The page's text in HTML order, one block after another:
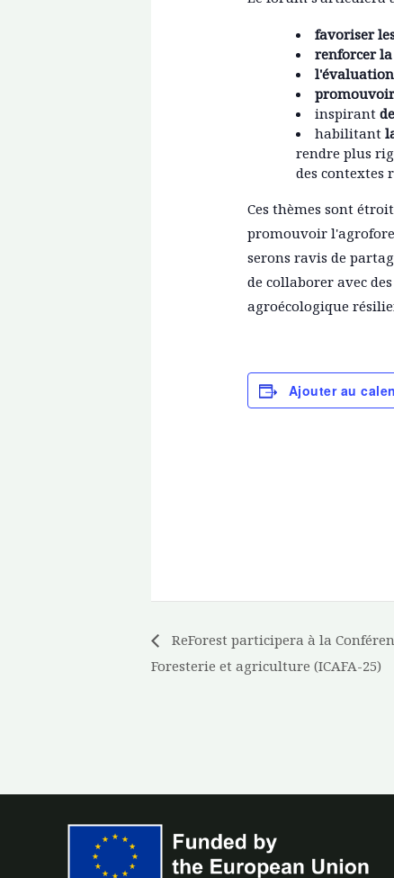
favoriser
renforcer
inspirant
habilitant
rendre plus
des contextes
Ces thèmes sont
promouvoir
serons ravis de
de collaborer avec
agroécologique
Ajouter au
ReForest participera à la
Foresterie et agriculture (ICAFA-25)